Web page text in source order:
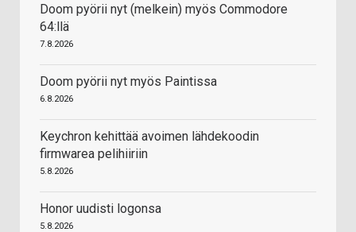
Doom pyörii nyt (melkein) myös Commodore
64:llä
7.8.2026
Doom pyörii nyt myös Paintissa
6.8.2026
Keychron kehittää avoimen lähdekoodin
firmwarea pelihiiriin
5.8.2026
Honor uudisti logonsa
5.8.2026